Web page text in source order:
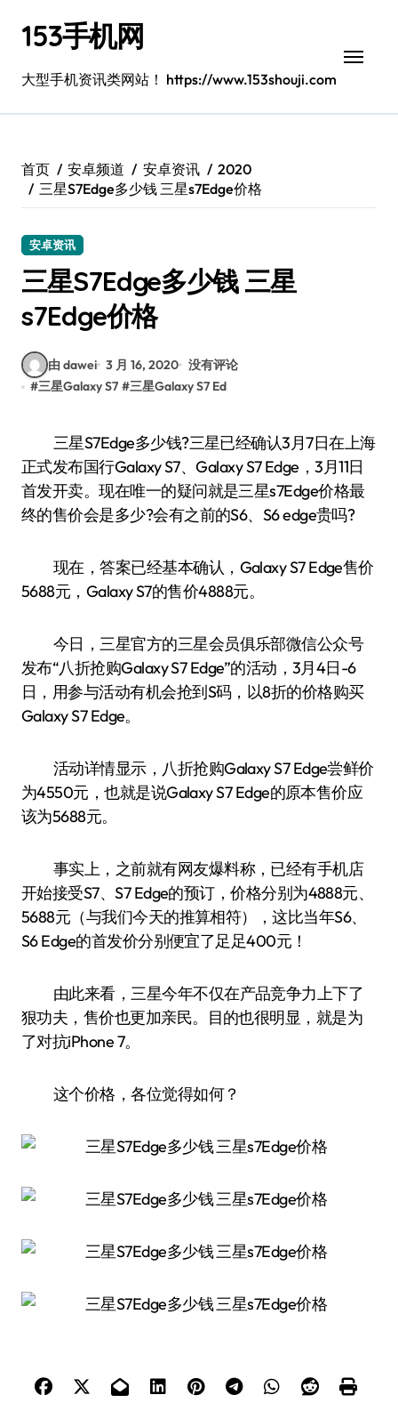
153手机网
大型手机资讯类网站！ https://www.153shouji.com
首页 安卓频道 安卓资讯
2020
三星S7Edge多少钱 三星s7Edge价格
安卓资讯
三星S7Edge多少钱 三星
s7Edge价格
由 dawei 3 月 16, 2020 没有评论
#三星Galaxy S7 #三星Galaxy S7 Ed
三星S7Edge多少钱?三星已经确认3月7日在上海
正式发布国行Galaxy S7、Galaxy S7 Edge，3月11日
首发开卖。现在唯一的疑问就是三星s7Edge价格最
终的售价会是多少?会有之前的S6、S6 edge贵吗?
现在，答案已经基本确认，Galaxy S7 Edge售价
5688元，Galaxy S7的售价4888元。
今日，三星官方的三星会员俱乐部微信公众号
发布“八折抢购Galaxy S7 Edge”的活动，3月4日-6
日，用参与活动有机会抢到S码，以8折的价格购买
Galaxy S7 Edge。
活动详情显示，八折抢购Galaxy S7 Edge尝鲜价
为4550元，也就是说Galaxy S7 Edge的原本售价应
该为5688元。
事实上，之前就有网友爆料称，已经有手机店
开始接受S7、S7 Edge的预订，价格分别为4888元、
5688元（与我们今天的推算相符），这比当年S6、
S6 Edge的首发价分别便宜了足足400元！
由此来看，三星今年不仅在产品竞争力上下了
狠功夫，售价也更加亲民。目的也很明显，就是为
了对抗iPhone 7。
这个价格，各位觉得如何？